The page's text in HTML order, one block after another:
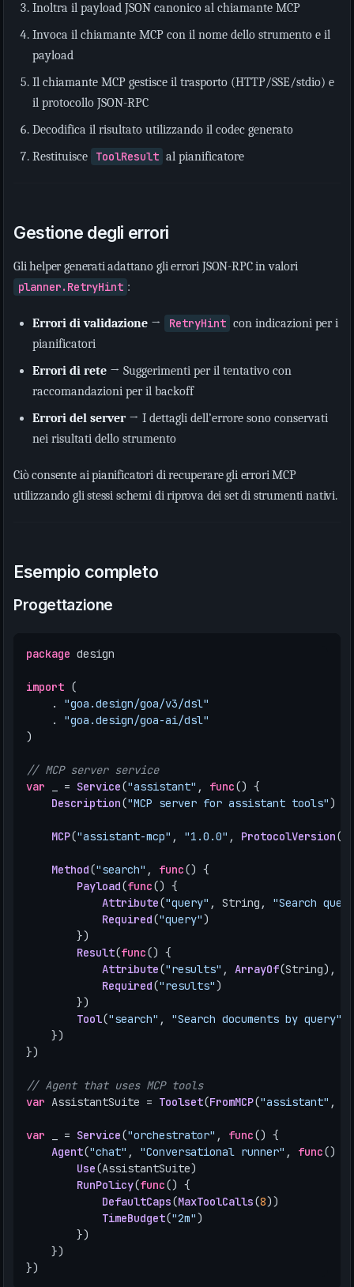
Inoltra il payload JSON canonico al chiamante MCP
Invoca il chiamante MCP con il nome dello strumento e il
payload
Il chiamante MCP gestisce il trasporto (HTTP/SSE/stdio) e
il protocollo JSON-RPC
Decodifica il risultato utilizzando il codec generato
Restituisce
ToolResult al pianificatore
Gestione degli errori
Gli helper generati adattano gli errori JSON-RPC in valori
planner.RetryHint :
Errori di validazione → RetryHint con indicazioni per i
pianificatori
Errori di rete → Suggerimenti per il tentativo con
raccomandazioni per il backoff
Errori del server→ I dettagli dell’errore sono conservati
nei risultati dello strumento
Ciò consente ai pianificatori di recuperare gli errori MCP
utilizzando gli stessi schemi di riprova dei set di strumenti nativi.
Esempio completo
Progettazione
package design
import (
.
"goa.design/goa/v3/dsl"
.
"goa.design/goa-ai/dsl"
)
// MCP server service
var
= Service("assistant" , func() {
Description("MCP server for assistant tools")
MCP("assistant-mcp" , "1.0.0" , ProtocolVersion(
Method("search" , func() {
Payload(func() {
Attribute("query" , String ,
"Search
Required("query")
})
Result(func() {
Attribute("results" , ArrayOf(String),
Required("results")
})
Tool("search" , "Search documents by query"
})
})
// Agent that uses MCP tools
var AssistantSuite = Toolset(FromMCP("assistant" ,
var = Service("orchestrator" , func() {
Agent("chat" , "Conversational runner" , func()
Use(AssistantSuite)
RunPolicy(func() {
DefaultCaps(MaxToolCalls(8))
TimeBudget("2m")
})
})
})